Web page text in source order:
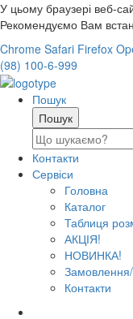
У цьому браузері веб-
Рекомендуємо Вам
Chrome Safari Firefox
(98) 100-6-999
Пошук
Контакти
Сервіси
Головна
Каталог
Таблиця
АКЦІЯ!
НОВИНКА!
Контакти